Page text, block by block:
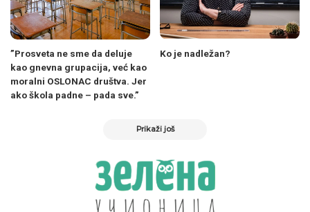
”Prosveta ne sme da deluje
kao gnevna grupacija, već kao
moralni OSLONAC društva. Jer
ako škola padne – pada sve.”
Ko je nadležan?
Prikaži još